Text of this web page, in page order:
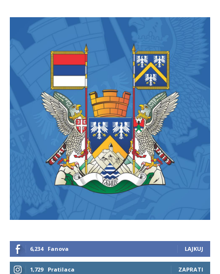
6,234 Fanova LAJKUJ
1,729 Pratilaca ZAPRATI